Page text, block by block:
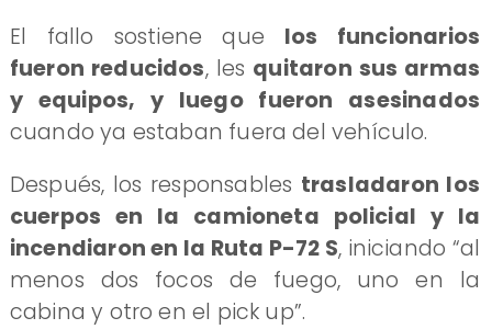
El fallo sostiene que los funcionarios
fueron reducidos, les quitaron sus armas
y equipos, y luego fueron asesinados
cuando ya estaban fuera del vehículo.
Después, los responsables trasladaron los
cuerpos en la camioneta policial y la
incendiaron en la Ruta P-72 S, iniciando “al
menos dos focos de fuego, uno en la
cabina y otro en el pick up”.